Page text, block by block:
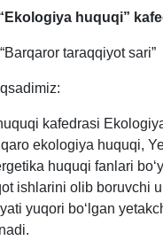
Ekologiya huquqi”
“Barqaror taraqqiyot sari”
kafedrasi
ekologiya huquqi,
huquqi fanlari
ishlarini olib boruvchi
yuqori bo‘lgan